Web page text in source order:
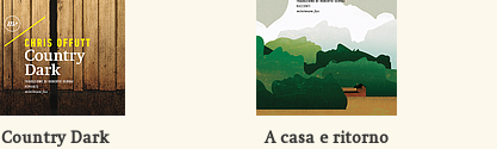
Country Dark A casa e ritorno